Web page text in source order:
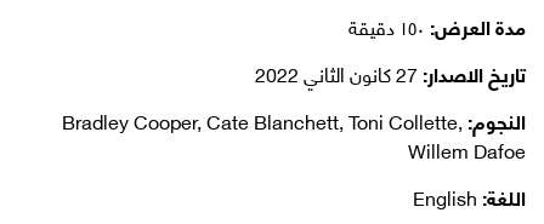
مدة العرض:
تاريخ الاصدار:
النجوم:Bradley Cooper, Cate Blanchett, Toni Collette,
Willem Dafoe
اللغة: